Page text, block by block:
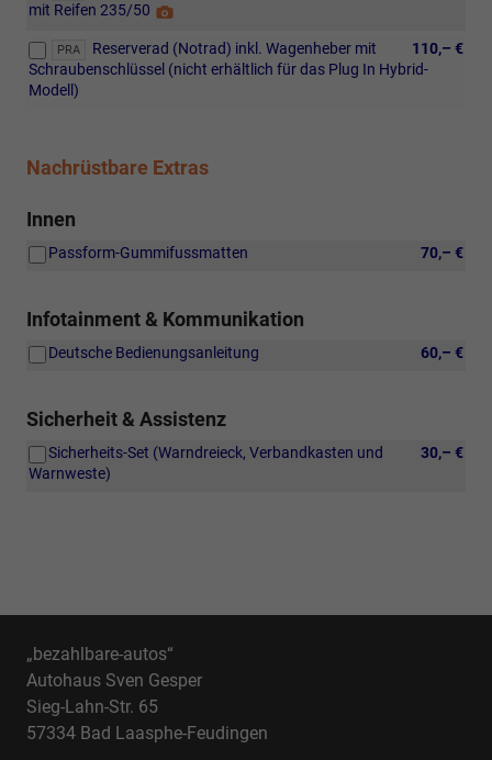
Dynamischer
Fernlichtassistent
Leuchtweitenregulierung
dynamischem
Volkswagen
hinten,
mit Reifen 235/50
PRA 110,– €
Reserverad (Notrad) inkl. Wagenheber mit
Schraubenschlüssel (nicht erhältlich für das Plug In Hybrid-
Modell)
Nachrüstbare Extras
Innen
70,– €
Passform-Gummifussmatten
Infotainment & Kommunikation
60,– €
Deutsche Bedienungsanleitung
Sicherheit & Assistenz
30,– €
Sicherheits-Set (Warndreieck, Verbandkasten und
Warnweste)
„bezahlbare-autos“
Autohaus Sven Gesper
Sieg-Lahn-Str. 65
57334 Bad Laasphe-Feudingen